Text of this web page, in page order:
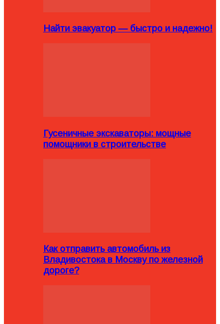
Найти эвакуатор — быстро и надежно!
Гусеничные экскаваторы: мощные
помощники в строительстве
Как отправить автомобиль из
Владивостока в Москву по железной
дороге?